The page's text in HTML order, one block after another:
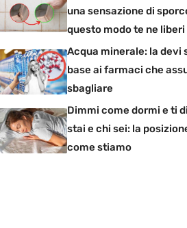
una sensazione di
questo modo te ne
Acqua minerale: la devi
base ai farmaci che
sbagliare
Dimmi come dormi e ti
stai e chi sei: la
come stiamo